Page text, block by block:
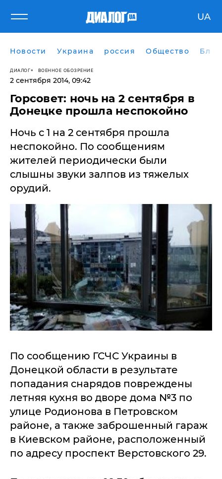
UA
Новости Украина россия Общество
ДИАЛОГ ВОЕННОЕ ОБОЗРЕНИЕ
2 сентября 2014, 09:42
Горсовет: ночь на 2 сентября в
Донецке прошла неспокойно
Ночь с 1 на 2 сентября прошла
неспокойно. По сообщениям
жителей периодически были
слышны звуки залпов из тяжелых
орудий.
По сообщению ГСЧС Украины в
Донецкой области в результате
попадания снарядов повреждены
летняя кухня во дворе дома №3 по
улице Родионова в Петровском
районе, а также заброшенный гараж
в Киевском районе, расположенный
по адресу проспект Верстовского 29.